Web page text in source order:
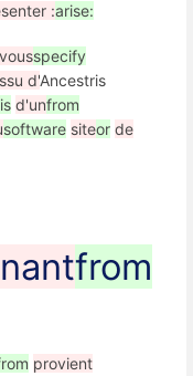
:arise:
vousspecify
d'Ancestris
is d'unfrom
software siteor de
from
provient